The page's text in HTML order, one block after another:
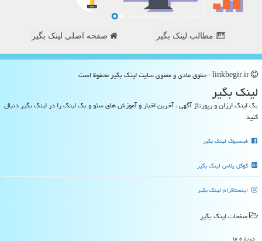
مطالب لینک بگیر صفحه اصلی لینک بگیر
لینك بگیر
بک لینک ارزان و رپورتاژ آگهی ، آخرین اخبار و آموزش های سئو و بک لینک را در لینک بگیر دنبال
کنید
فیسبوک لینک بگیر
گوگل پلاس لینک بگیر
اینستاگرام لینک بگیر
صفحات لینك بگیر
درباره ما